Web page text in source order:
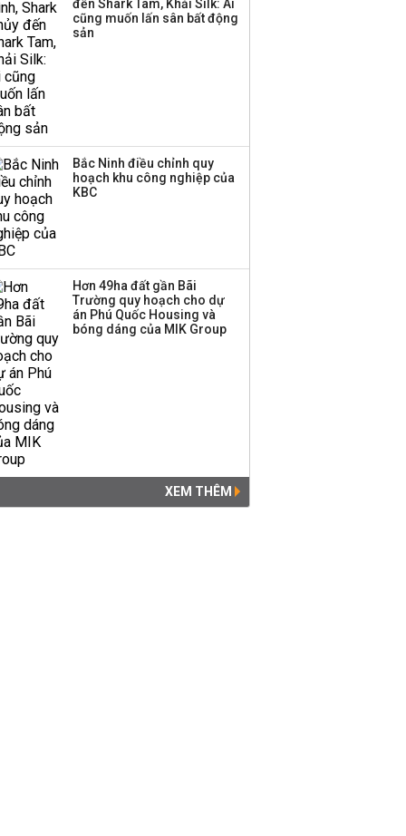
GIÁO DỤC 15:38 | 15/05/2019
đến Shark Tam, Khải Silk: Ai
cũng muốn lấn sân bất động
sản
Bắc Ninh điều chỉnh quy
hoạch khu công nghiệp của
KBC
Hơn 49ha đất gần Bãi
Trường quy hoạch cho dự
án Phú Quốc Housing và
bóng dáng của MIK Group
XEM THÊM